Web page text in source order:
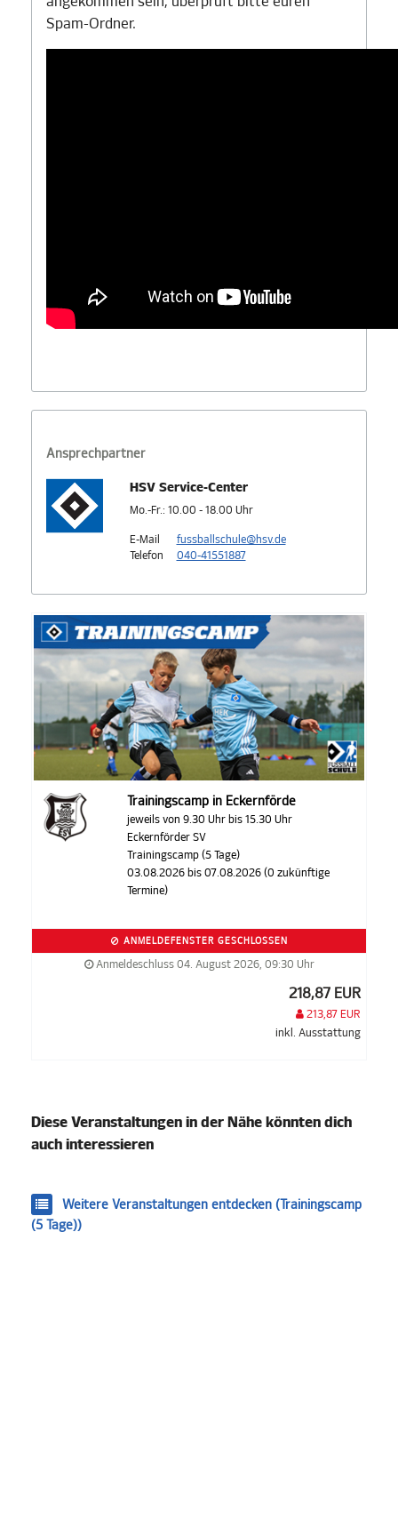
Spam-Ordner.
Ansprechpartner
HSV Service-Center
Mo.-Fr.: 10.00 - 18.00 Uhr
E-Mail
fussballschule@hsv.de
Telefon
040-41551887
Trainingscamp in Eckernförde
jeweils von 9.30 Uhr bis 15.30 Uhr
Eckernförder SV
Trainingscamp (5 Tage)
03.08.2026 bis 07.08.2026 (0 zukünftige
Termine)
ANMELDEFENSTER GESCHLOSSEN
Anmeldeschluss 04. August 2026, 09:30 Uhr
218,87 EUR
213,87 EUR
inkl. Ausstattung
Diese Veranstaltungen in der Nähe könnten dich
auch interessieren
Weitere Veranstaltungen entdecken (Trainingscamp
(5 Tage))